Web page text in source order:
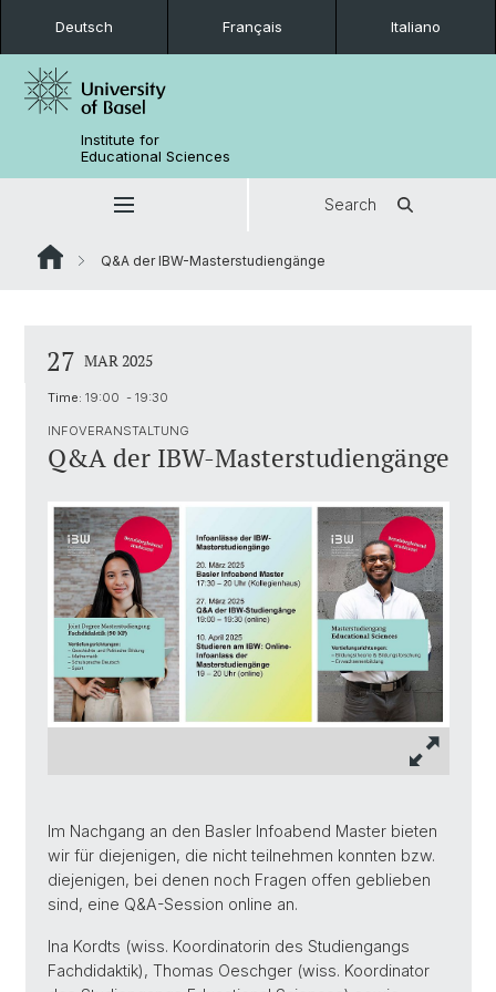
Deutsch Français Italiano
Institute for
Educational Sciences
Search
Q&A der IBW-Masterstudiengänge
27 MAR 2025
Time: 19:00 - 19:30
INFOVERANSTALTUNG
Q&A der IBW-Masterstudiengänge
Im Nachgang an den Basler Infoabend Master bieten
wir für diejenigen, die nicht teilnehmen konnten bzw.
diejenigen, bei denen noch Fragen offen geblieben
sind, eine Q&A-Session online an.
Ina Kordts (wiss. Koordinatorin des Studiengangs
Fachdidaktik), Thomas Oeschger (wiss. Koordinator